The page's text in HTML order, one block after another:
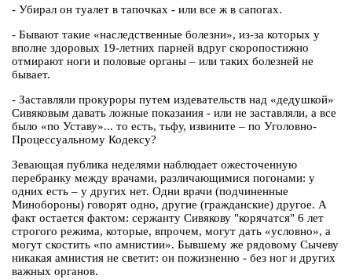
- Убирал он туалет в тапочках - или все ж в сапогах.
- Бывают такие «наследственные болезни», из-за которых у
вполне здоровых 19-летних парней вдруг скоропостижно
отмирают ноги и половые органы – или таких болезней не
бывает.
- Заставляли прокуроры путем издевательств над «дедушкой»
Сивяковым давать ложные показания - или не заставляли, а все
было «по Уставу»... то есть, тьфу, извините – по Уголовно-
Процессуальному Кодексу?
Зевающая публика неделями наблюдает ожесточенную
перебранку между врачами, различающимися погонами: у
одних есть – у других нет. Одни врачи (подчиненные
Минобороны) говорят одно, другие (гражданские) другое. А
факт остается фактом: сержанту Сивякову "корячатся" 6 лет
строгого режима, которые, впрочем, могут дать «условно», а
могут скостить «по амнистии». Бывшему же рядовому Сычеву
никакая амнистия не светит: он пожизненно - без ног и других
важных органов.